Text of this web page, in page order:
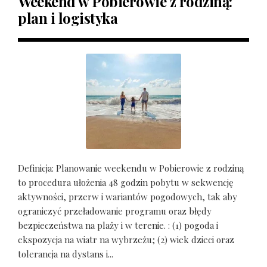
plan i logistyka
Definicja: Planowanie weekendu w Pobierowie z rodziną
to procedura ułożenia 48 godzin pobytu w sekwencję
aktywności, przerw i wariantów pogodowych, tak aby
ograniczyć przeładowanie programu oraz błędy
bezpieczeństwa na plaży i w terenie. : (1) pogoda i
ekspozycja na wiatr na wybrzeżu; (2) wiek dzieci oraz
tolerancja na dystans i...